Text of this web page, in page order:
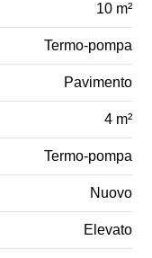
10 m²
Termo-pompa
Pavimento
4 m²
Termo-pompa
Nuovo
Elevato